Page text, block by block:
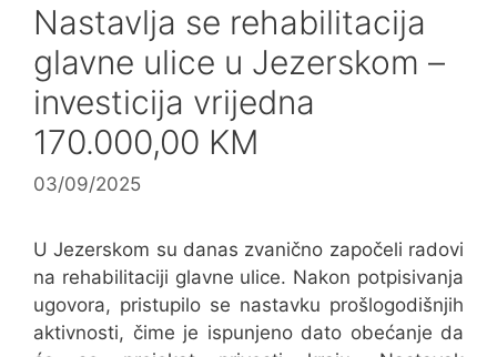
Nastavlja se rehabilitacija
glavne ulice u Jezerskom –
investicija vrijedna
170.000,00 KM
03/09/2025
U Jezerskom su danas zvanično započeli radovi
na rehabilitaciji glavne ulice. Nakon potpisivanja
ugovora, pristupilo se nastavku prošlogodišnjih
aktivnosti, čime je ispunjeno dato obećanje da